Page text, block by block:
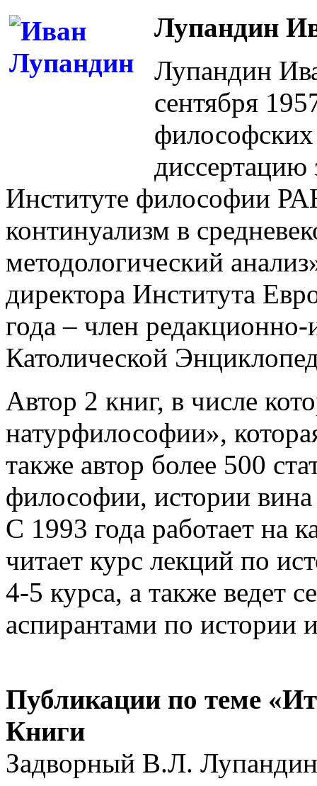
Лупандин
Лупандин
сентября
диссертацию
Институте философии
континуализм в
методологический
директора Института
года – член редакционно-
Католической
Автор 2 книг, в числе
натурфилософии»,
также автор более 500
философии, истории
С 1993 года работает
читает курс лекций по
4-5 курса, а также ведет
аспирантами по истории
Публикации по теме
Книги
Задворный В.Л.